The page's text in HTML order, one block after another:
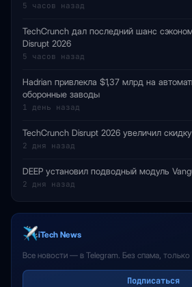
5 часов назад
TechCrunch дал последний шанс
Disrupt 2026
5 часов назад
Hadrian привлекла $1,37 млрд на
оборонные заводы
1 день назад
TechCrunch Disrupt 2026 увеличил
2 дня назад
DEEP установил подводный модуль
2 дня назад
iTech News
Все новости — в Telegram. Без спама, только
Подписаться